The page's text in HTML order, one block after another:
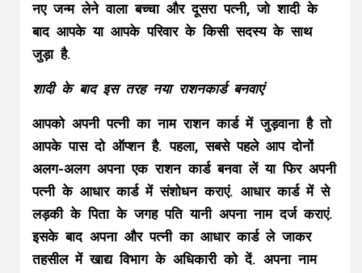
नए जन्म लेने वाला बच्चा और दूसरा पत्नी, जो शादी के
बाद आपके या आपके परिवार के किसी सदस्य के साथ
जुड़ा है.
शादी के बाद इस तरह नया राशनकार्ड बनवाएं
आपको अपनी पत्नी का नाम राशन कार्ड में जुड़वाना है तो
आपके पास दो ऑप्शन है. पहला, सबसे पहले आप दोनों
अलग-अलग अपना एक राशन कार्ड बनवा लें या फिर अपनी
पत्नी के आधार कार्ड में संशोधन कराएं. आधार कार्ड में से
लड़की के पिता के जगह पति यानी अपना नाम दर्ज कराएं.
इसके बाद अपना और पत्नी का आधार कार्ड ले जाकर
तहसील में खाद्य विभाग के अधिकारी को दें. अपना नाम